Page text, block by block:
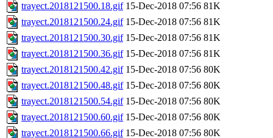
trayect.2018121500.18.gif 15-Dec-2018 07:56 81K
trayect.2018121500.24.gif 15-Dec-2018 07:56 81K
trayect.2018121500.30.gif 15-Dec-2018 07:56 81K
trayect.2018121500.36.gif 15-Dec-2018 07:56 81K
trayect.2018121500.42.gif 15-Dec-2018 07:56 80K
trayect.2018121500.48.gif 15-Dec-2018 07:56 80K
trayect.2018121500.54.gif 15-Dec-2018 07:56 80K
trayect.2018121500.60.gif 15-Dec-2018 07:56 80K
trayect.2018121500.66.gif 15-Dec-2018 07:56 80K